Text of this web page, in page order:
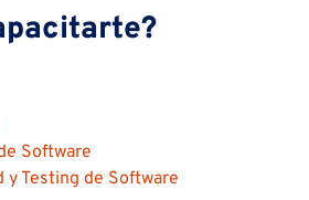
Software
y Testing de Software